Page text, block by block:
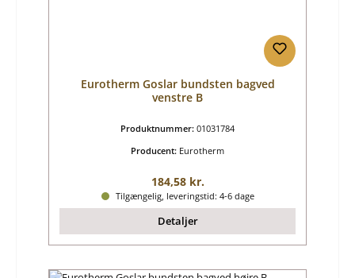
Eurotherm Goslar bundsten bagved
venstre B
Produktnummer: 01031784
Producent: Eurotherm
Almindelig pris:
184,58 kr.
Tilgængelig, leveringstid: 4-6 dage
Detaljer